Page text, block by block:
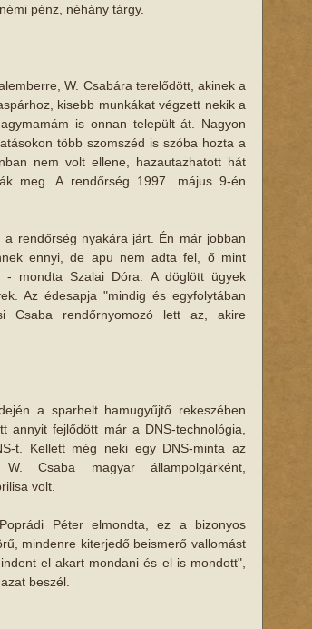
pénz, néhány tárgy.
W. Csabára terelődött, akinek a
kisebb munkákat végzett nekik a
is onnan települt át. Nagyon
több szomszéd is szóba hozta a
nem volt ellene, hazautazhatott hát
meg. A rendőrség 1997. május 9-én
rendőrség nyakára járt. Én már jobban
ennyi, de apu nem adta fel, ő mint
- mondta Szalai Dóra. A döglött ügyek
Az édesapja "mindig és egyfolytában
Csaba rendőrnyomozó lett az, akire
a sparhelt hamugyűjtő rekeszében
fejlődött már a DNS-technológia,
t. Kellett még neki egy DNS-minta az
Csaba magyar állampolgárként,
volt.
Péter elmondta, ez a bizonyos
mindenre kiterjedő beismerő vallomást
el akart mondani és el is mondott",
beszél.